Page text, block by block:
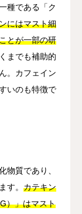
種である「ク
にはマスト細
とが一部の研
までも補助的
。カフェイン
いのも特徴で
物質であり、
す。 カテキン
）」はマスト